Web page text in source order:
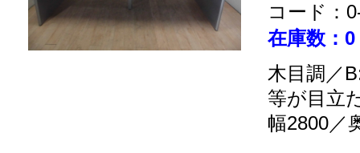
コード：
在庫数：0
木目調／
等が目立
幅2800／